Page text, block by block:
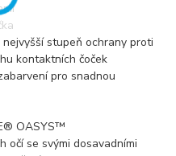
nejvyšší stupeň ochrany proti
kontaktních čoček
pro snadnou
OASYS™
očí se svými dosavadními